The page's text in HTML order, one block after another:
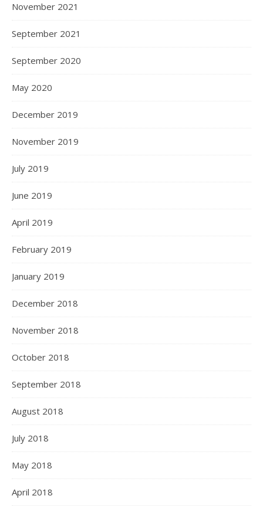
November 2021
September 2021
September 2020
May 2020
December 2019
November 2019
July 2019
June 2019
April 2019
February 2019
January 2019
December 2018
November 2018
October 2018
September 2018
August 2018
July 2018
May 2018
April 2018